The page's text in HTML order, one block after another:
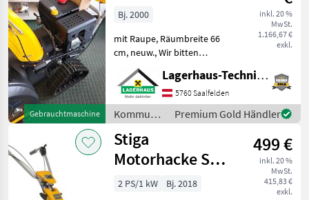
Gebrauchtmaschine
inkl. 20 %
MwSt.
1.166,67 €
exkl.
Bj. 2000
mit Raupe, Räumbreite 66
cm, neuw., Wir bitten
telefonisch oder per Mail
Ihren Besuch
bekanntzugeben, um
ausreichend Zeit für die
Beratung und eventuell
einer Probe
Lagerhaus-Technik Saalfelden
5760 Saalfelden
Kommunalgeräte
/ Stiga
Premium Gold Händler
Stiga
Motorhacke SRC
550RB
499 €
inkl. 20 %
MwSt.
415,83 €
exkl.
2 PS/1 kW
Bj. 2018